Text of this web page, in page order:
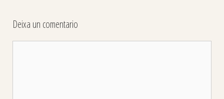
Deixa un comentario